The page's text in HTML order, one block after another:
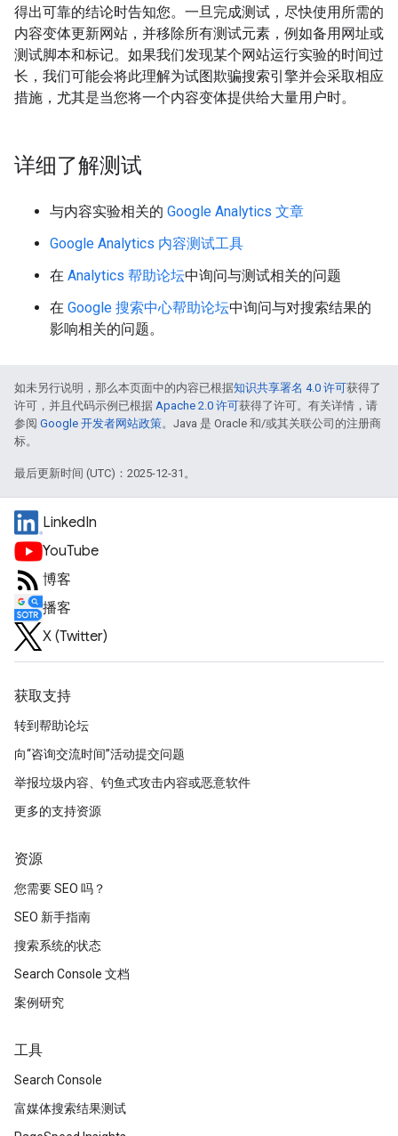
得出可靠的结论时告知您。一旦完成测试，尽快使用所需的
内容变体更新网站，并移除所有测试元素，例如备用网址或
测试脚本和标记。如果我们发现某个网站运行实验的时间过
长，我们可能会将此理解为试图欺骗搜索引擎并会采取相应
措施，尤其是当您将一个内容变体提供给大量用户时。
详细了解测试
与内容实验相关的 Google Analytics 文章
Google Analytics 内容测试工具
在 Analytics 帮助论坛中询问与测试相关的问题
在 Google 搜索中心帮助论坛中询问与对搜索结果的
影响相关的问题。
如未另行说明，那么本页面中的内容已根据知识共享署名 4.0 许可获得了
许可，并且代码示例已根据 Apache 2.0 许可获得了许可。有关详情，请
参阅 Google 开发者网站政策。Java 是 Oracle 和/或其关联公司的注册商
标。
最后更新时间 (UTC)：2025-12-31。
LinkedIn
YouTube
博客
播客
X (Twitter)
获取支持
转到帮助论坛
向“咨询交流时间”活动提交问题
举报垃圾内容、钓鱼式攻击内容或恶意软件
更多的支持资源
资源
您需要 SEO 吗？
SEO 新手指南
搜索系统的状态
Search Console 文档
案例研究
工具
Search Console
富媒体搜索结果测试